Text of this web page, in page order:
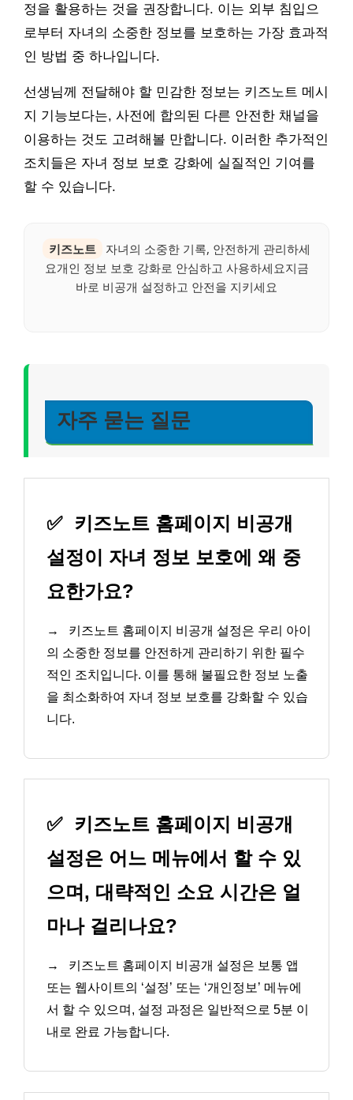
정을 활용하는 것을 권장합니다. 이는 외부 침입으
로부터 자녀의 소중한 정보를 보호하는 가장 효과적
인 방법 중 하나입니다.
선생님께 전달해야 할 민감한 정보는 키즈노트 메시
지 기능보다는, 사전에 합의된 다른 안전한 채널을
이용하는 것도 고려해볼 만합니다. 이러한 추가적인
조치들은 자녀 정보 보호 강화에 실질적인 기여를
할 수 있습니다.
키즈노트
자녀의 소중한 기록, 안전하게 관리하세
요개인 정보 보호 강화로 안심하고 사용하세요지금
바로 비공개 설정하고 안전을 지키세요
자주 묻는 질문
✅ 키즈노트 홈페이지 비공개
설정이 자녀 정보 보호에 왜 중
요한가요?
→
키즈노트 홈페이지 비공개 설정은 우리 아이
의 소중한 정보를 안전하게 관리하기 위한 필수
적인 조치입니다. 이를 통해 불필요한 정보 노출
을 최소화하여 자녀 정보 보호를 강화할 수 있습
니다.
✅ 키즈노트 홈페이지 비공개
설정은 어느 메뉴에서 할 수 있
으며, 대략적인 소요 시간은 얼
마나 걸리나요?
→
키즈노트 홈페이지 비공개 설정은 보통 앱
또는 웹사이트의 ‘설정’ 또는 ‘개인정보’ 메뉴에
서 할 수 있으며, 설정 과정은 일반적으로 5분 이
내로 완료 가능합니다.